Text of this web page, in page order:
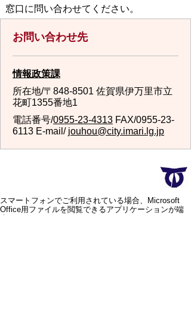
窓口に問い合わせてください。
お問い合わせ先
情報政策課
所在地/〒848-8501 佐賀県伊万里市立
花町1355番地1
電話番号/0955-23-4313 FAX/0955-23-
6113 E-mail/ jouhou@city.imari.lg.jp
スマートフォンでご利用されている場合、Microsoft
Office用ファイルを閲覧できるアプリケーションが端